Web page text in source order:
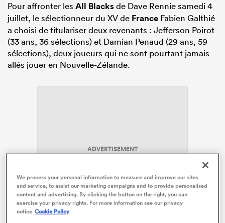
Pour affronter les All Blacksde Dave Rennie samedi 4
juillet, le sélectionneur du XV de France Fabien Galthié
a choisi de titulariser deux revenants : Jefferson Poirot
(33 ans, 36 sélections) et Damian Penaud (29 ans, 59
sélections), deux joueurs qui ne sont pourtant jamais
allés jouer en Nouvelle-Zélande.
ADVERTISEMENT
We process your personal information to measure and improve our sites
and service, to assist our marketing campaigns and to provide personalised
content and advertising. By clicking the button on the right, you can
exercise your privacy rights. For more information see our privacy
notice Cookie Policy